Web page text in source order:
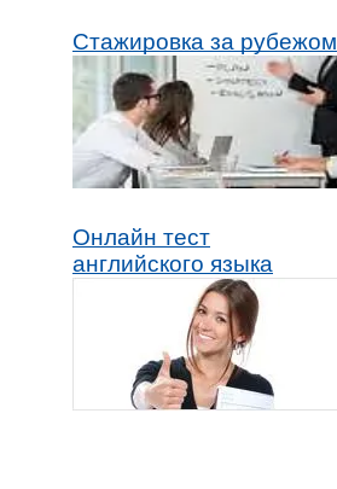
Стажировка за рубежом
Онлайн тест
английского языка